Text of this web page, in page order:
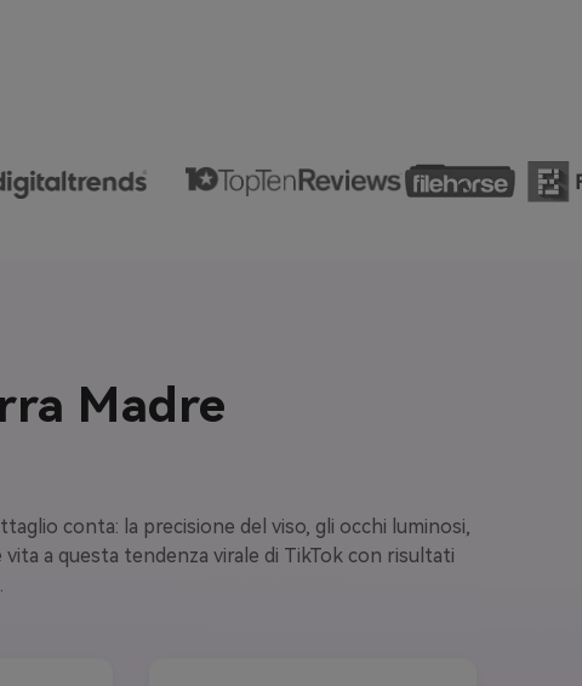
Madre
conta: la precisione del viso, gli occhi luminosi,
a questa tendenza virale di TikTok con risultati